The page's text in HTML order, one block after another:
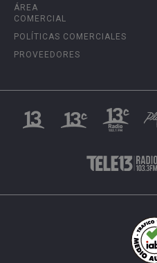
ÁREA
COMERCIAL
POLÍTICAS COMERCIALES
PROVEEDORES